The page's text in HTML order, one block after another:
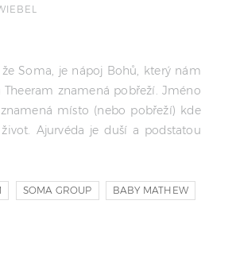
Soma, je nápoj Bohů, který nám
Theeram znamená pobřeží. Jméno
místo (nebo pobřeží) kde
Ajurvéda je duší a podstatou
SOMA GROUP BABY MATHEW